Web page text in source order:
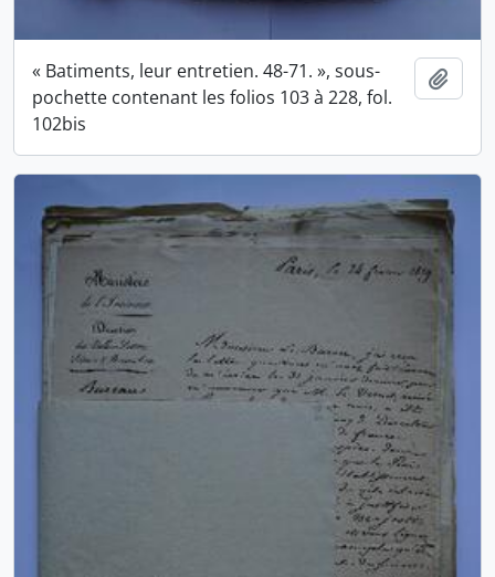
« Batiments, leur entretien. 48-71. », sous-
pochette contenant les folios 103 à 228, fol.
102bis